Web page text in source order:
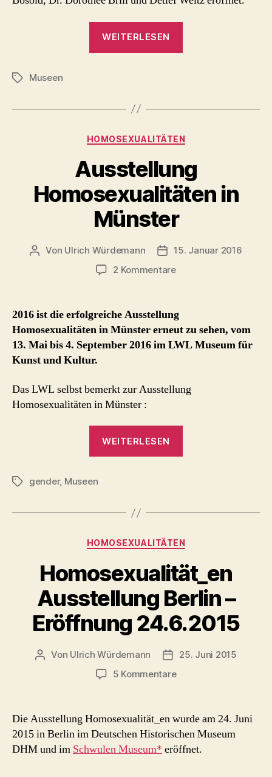
WEITERLESEN
12.
2016“
Schlagwörter
Museen
Kategorien
HOMOSEXUALITÄTEN
Ausstellung
Homosexualitäten in
Münster
Beitragsautor
Von Ulrich Würdemann Beitragsdatum
15. Januar 2016
2 Kommentarezu
Münster
2016 ist die erfolgreiche Ausstellung
Homosexualitäten in Münster erneut zu sehen, vom
13. Mai bis 4. September 2016 im LWL Museum für
Kunst und Kultur.
Das LWL selbst bemerkt zur Ausstellung
Homosexualitäten in Münster :
WEITERLESEN
Schlagwörter
gender, Museen
Kategorien
HOMOSEXUALITÄTEN
Homosexualität_en
Ausstellung Berlin –
Eröffnung 24.6.2015
Beitragsautor
Von Ulrich Würdemann Beitragsdatum
25. Juni 2015
5 Kommentarezu
Berlin
Eröffnung
24.6.2015
Die Ausstellung Homosexualität_en wurde am 24. Juni
2015 in Berlin im Deutschen Historischen Museum
DHM und im Schwulen Museum* eröffnet.